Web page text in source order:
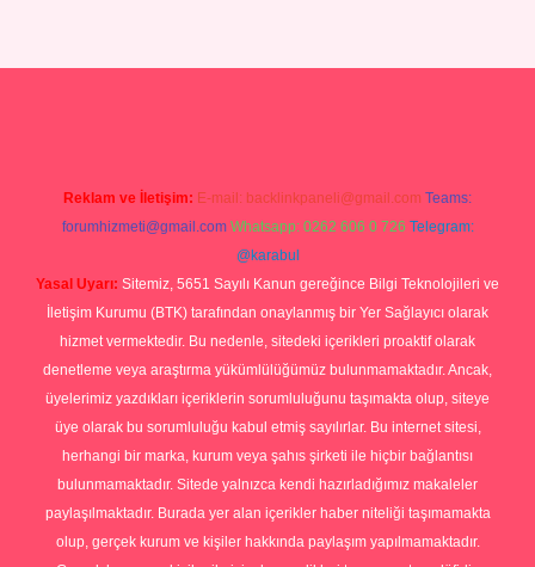
Reklam ve İletişim: E-mail: backlinkpaneli@gmail.com Teams:
forumhizmeti@gmail.com Whatsapp: 0262 606 0 726 Telegram:
@karabul
Yasal Uyarı: Sitemiz, 5651 Sayılı Kanun gereğince Bilgi Teknolojileri ve
İletişim Kurumu (BTK) tarafından onaylanmış bir Yer Sağlayıcı olarak
hizmet vermektedir. Bu nedenle, sitedeki içerikleri proaktif olarak
denetleme veya araştırma yükümlülüğümüz bulunmamaktadır. Ancak,
üyelerimiz yazdıkları içeriklerin sorumluluğunu taşımakta olup, siteye
üye olarak bu sorumluluğu kabul etmiş sayılırlar. Bu internet sitesi,
herhangi bir marka, kurum veya şahıs şirketi ile hiçbir bağlantısı
bulunmamaktadır. Sitede yalnızca kendi hazırladığımız makaleler
paylaşılmaktadır. Burada yer alan içerikler haber niteliği taşımamakta
olup, gerçek kurum ve kişiler hakkında paylaşım yapılmamaktadır.